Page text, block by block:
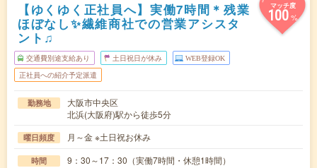
マッチ度
100%
【ゆくゆく正社員へ】実働7時間＊残業
ほぼなし✨繊維商社での営業アシスタ
ント♫
交通費別途支給あり 土日祝日が休み WEB登録OK
正社員への紹介予定派遣
勤務地
大阪市中央区
北浜(大阪府)駅から徒歩5分
曜日頻度 月～金 ※土日祝お休み
時間 9：30～17：30（実働7時間・休憩1時間）